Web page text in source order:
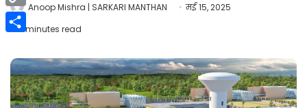
Anoop Mishra | SARKARI MANTHAN
मई 15, 2025
2 minutes read
Copy
Link